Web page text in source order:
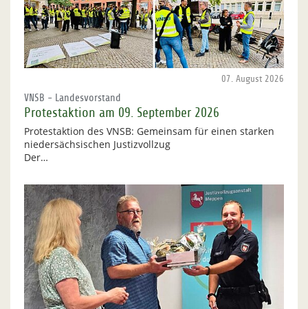
07. August 2026
VNSB - Landesvorstand
Protestaktion am 09. September 2026
Protestaktion des VNSB: Gemeinsam für einen starken
niedersächsischen Justizvollzug
Der…